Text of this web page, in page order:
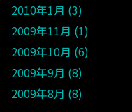
2010年1月 3
2009年11月 1
2009年10月 6
2009年9月 8
2009年8月 8